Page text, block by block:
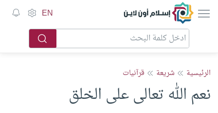
إسلام أون لاين EN
الرئيسية شريعة قرآنيات
نعم الله تعالى على الخلق